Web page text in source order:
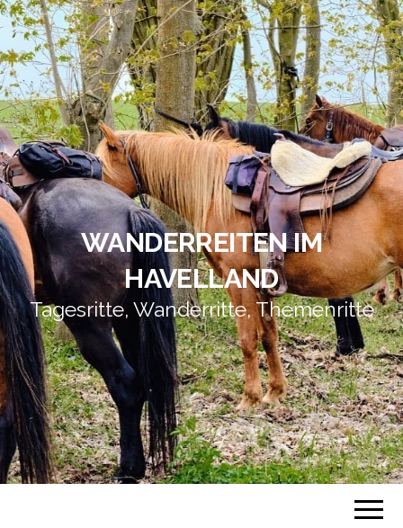
WANDERREITEN IM
HAVELLAND
Tagesritte, Wanderritte, Themenritte